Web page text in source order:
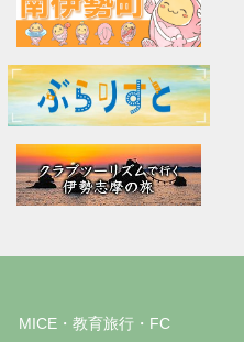
MICE・教育旅行・FC